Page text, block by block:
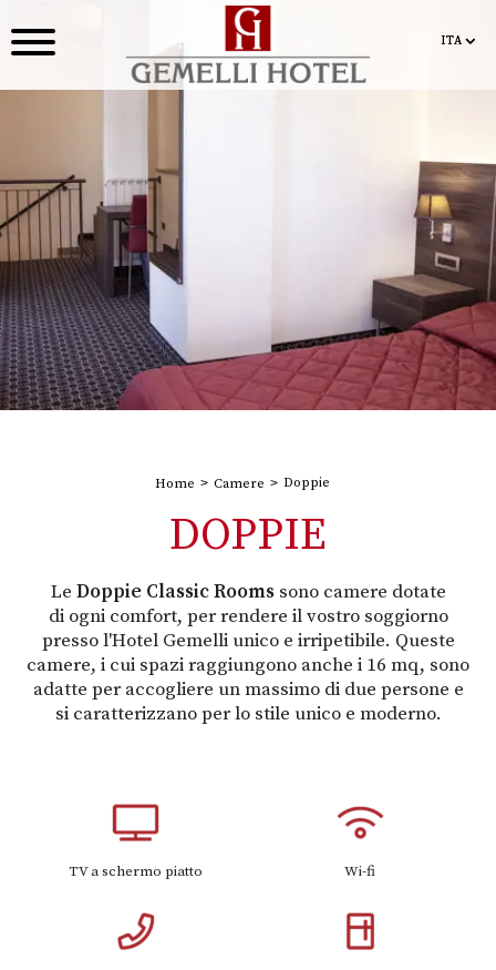
ITA
ITA
Home Camere Doppie
DOPPIE
Le Doppie Classic Roomssono camere dotate
di ogni comfort, per rendere il vostro soggiorno
presso l'Hotel Gemelli unico e irripetibile. Queste
camere, i cui spazi raggiungono anche i 16 mq, sono
adatte per accogliere un massimo di due persone e
si caratterizzano per lo stile unico e moderno.
TV a schermo piatto Wi-fi